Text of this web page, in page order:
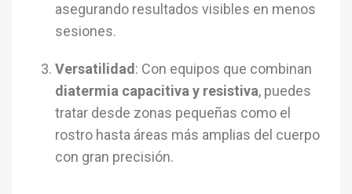
asegurando resultados visibles en menos
sesiones.
Versatilidad: Con equipos que combinan
diatermia capacitiva y resistiva, puedes
tratar desde zonas pequeñas como el
rostro hasta áreas más amplias del cuerpo
con gran precisión.